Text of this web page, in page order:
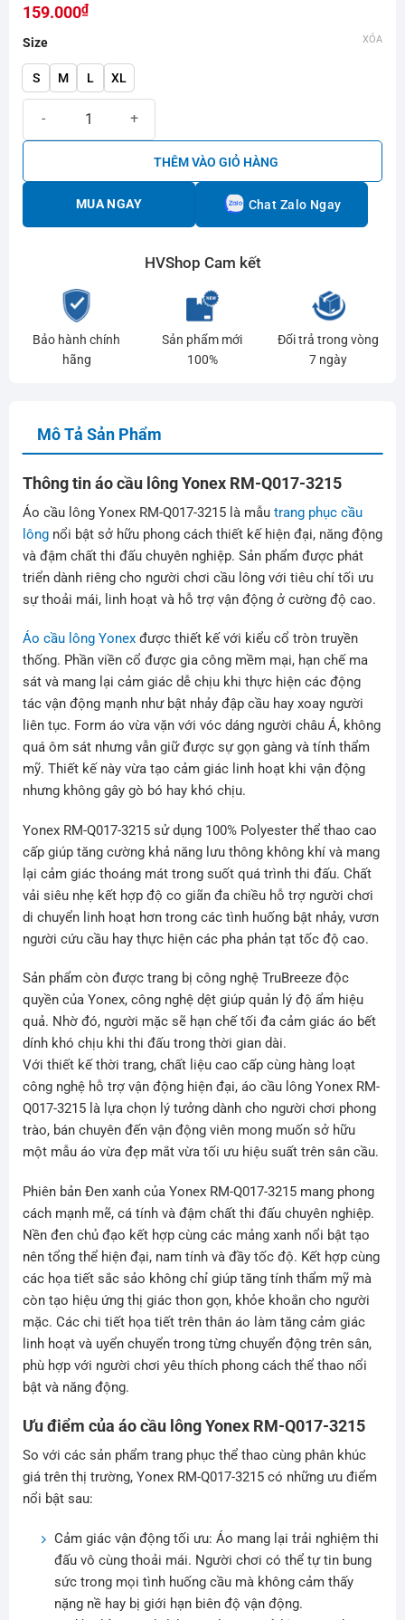
hạng
5
sao
159.000₫
Size
S M L XL
XÓA
THÊM VÀO GIỎ HÀNG
MUA NGAY Chat Zalo Ngay
HVShop Cam kết
Bảo hành chính
hãng
Sản phẩm mới
100%
Đổi trả trong vòng
7 ngày
Mô Tả Sản Phẩm
Thông tin áo cầu lông Yonex RM-Q017-3215
Áo cầu lông Yonex RM-Q017-3215 là mẫu trang phục cầu
lôngnổi bật sở hữu phong cách thiết kế hiện đại, năng động
và đậm chất thi đấu chuyên nghiệp. Sản phẩm được phát
triển dành riêng cho người chơi cầu lông với tiêu chí tối ưu
sự thoải mái, linh hoạt và hỗ trợ vận động ở cường độ cao.
Áo cầu lông Yonexđược thiết kế với kiểu cổ tròn truyền
thống. Phần viền cổ được gia công mềm mại, hạn chế ma
sát và mang lại cảm giác dễ chịu khi thực hiện các động
tác vận động mạnh như bật nhảy đập cầu hay xoay người
liên tục. Form áo vừa vặn với vóc dáng người châu Á, không
quá ôm sát nhưng vẫn giữ được sự gọn gàng và tính thẩm
mỹ. Thiết kế này vừa tạo cảm giác linh hoạt khi vận động
nhưng không gây gò bó hay khó chịu.
Yonex RM-Q017-3215 sử dụng 100% Polyester thể thao cao
cấp giúp tăng cường khả năng lưu thông không khí và mang
lại cảm giác thoáng mát trong suốt quá trình thi đấu. Chất
vải siêu nhẹ kết hợp độ co giãn đa chiều hỗ trợ người chơi
di chuyển linh hoạt hơn trong các tình huống bật nhảy, vươn
người cứu cầu hay thực hiện các pha phản tạt tốc độ cao.
Sản phẩm còn được trang bị công nghệ TruBreeze độc
quyền của Yonex, công nghệ dệt giúp quản lý độ ẩm hiệu
quả. Nhờ đó, người mặc sẽ hạn chế tối đa cảm giác áo bết
dính khó chịu khi thi đấu trong thời gian dài.
Với thiết kế thời trang, chất liệu cao cấp cùng hàng loạt
công nghệ hỗ trợ vận động hiện đại, áo cầu lông Yonex RM-
Q017-3215 là lựa chọn lý tưởng dành cho người chơi phong
trào, bán chuyên đến vận động viên mong muốn sở hữu
một mẫu áo vừa đẹp mắt vừa tối ưu hiệu suất trên sân cầu.
Phiên bản Đen xanh của Yonex RM-Q017-3215 mang phong
cách mạnh mẽ, cá tính và đậm chất thi đấu chuyên nghiệp.
Nền đen chủ đạo kết hợp cùng các mảng xanh nổi bật tạo
nên tổng thể hiện đại, nam tính và đầy tốc độ. Kết hợp cùng
các họa tiết sắc sảo không chỉ giúp tăng tính thẩm mỹ mà
còn tạo hiệu ứng thị giác thon gọn, khỏe khoắn cho người
mặc. Các chi tiết họa tiết trên thân áo làm tăng cảm giác
linh hoạt và uyển chuyển trong từng chuyển động trên sân,
phù hợp với người chơi yêu thích phong cách thể thao nổi
bật và năng động.
Ưu điểm của áo cầu lông Yonex RM-Q017-3215
So với các sản phẩm trang phục thể thao cùng phân khúc
giá trên thị trường, Yonex RM-Q017-3215 có những ưu điểm
nổi bật sau:
Cảm giác vận động tối ưu: Áo mang lại trải nghiệm thi
đấu vô cùng thoải mái. Người chơi có thể tự tin bung
sức trong mọi tình huống cầu mà không cảm thấy
nặng nề hay bị giới hạn biên độ vận động.